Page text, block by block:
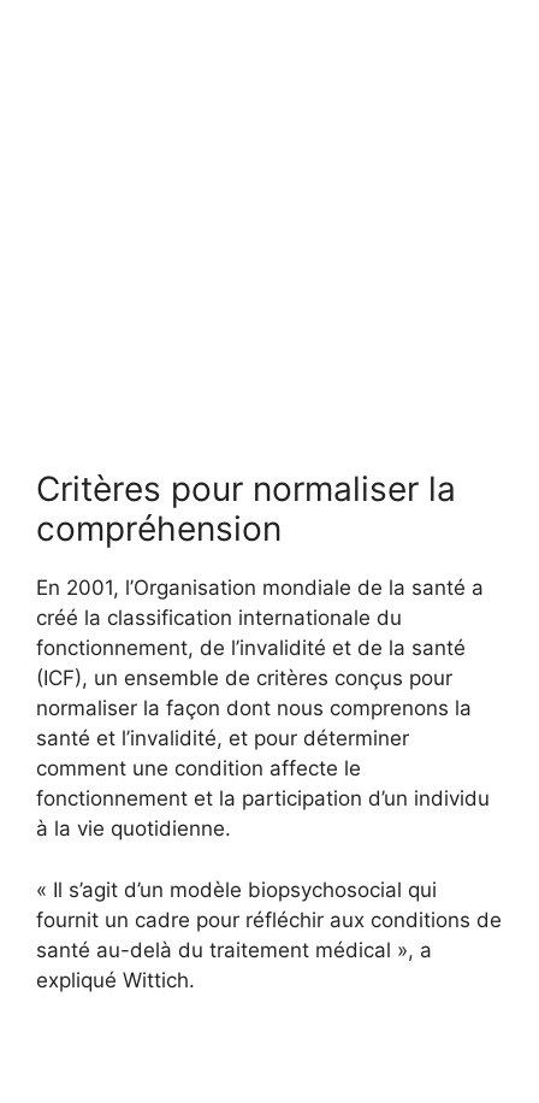
Critères pour normaliser la
compréhension
En 2001, l’Organisation mondiale de la santé a
créé la classification internationale du
fonctionnement, de l’invalidité et de la santé
(ICF), un ensemble de critères conçus pour
normaliser la façon dont nous comprenons la
santé et l’invalidité, et pour déterminer
comment une condition affecte le
fonctionnement et la participation d’un individu
à la vie quotidienne.
« Il s’agit d’un modèle biopsychosocial qui
fournit un cadre pour réfléchir aux conditions de
santé au-delà du traitement médical », a
expliqué Wittich.